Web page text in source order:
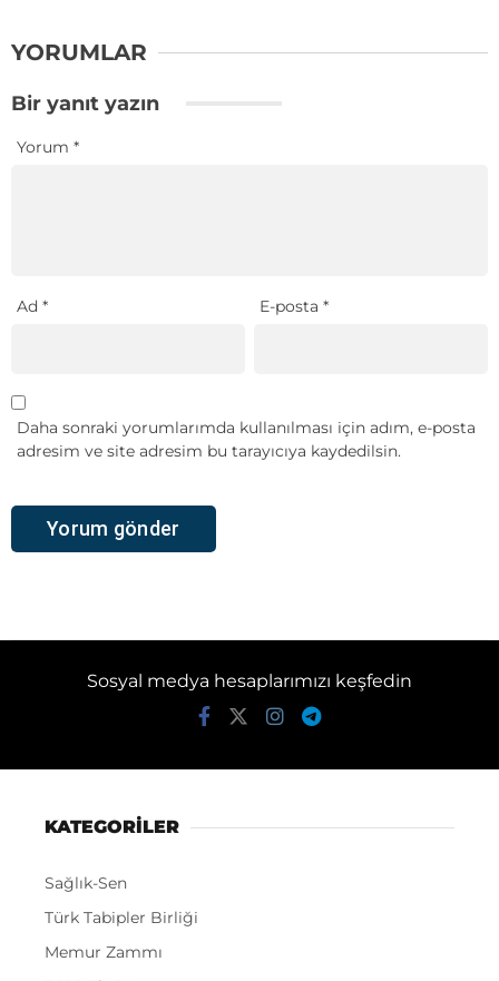
YORUMLAR
Bir yanıt yazın
Yorum *
Ad * E-posta*
Daha sonraki yorumlarımda kullanılması için adım, e-posta
adresim ve site adresim bu tarayıcıya kaydedilsin.
Sosyal medya hesaplarımızı keşfedin
KATEGORİLER
Sağlık-Sen
Türk Tabipler Birliği
Memur Zammı